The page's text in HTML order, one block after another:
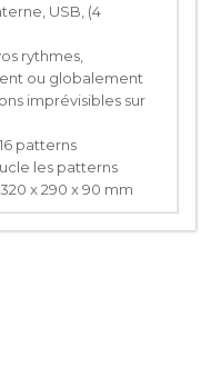
USB, (4
rythmes,
ou globalement
imprévisibles sur
patterns
les patterns
x 290 x 90 mm